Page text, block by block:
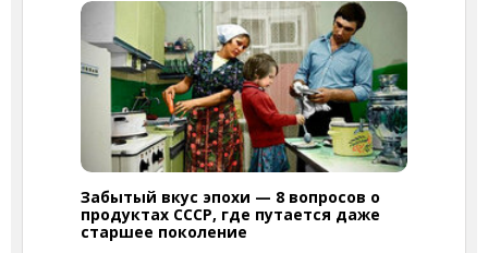
Забытый вкус эпохи — 8 вопросов о
продуктах СССР, где путается даже
старшее поколение